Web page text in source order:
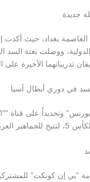
جديدة
العاصمة بغداد، حيث أكدت
والدولية، ووصلت بعثة
تدريباتهما الأخيرة على
في دوري أبطال آسيا
المرتقبة.
“بي إن كونكت”